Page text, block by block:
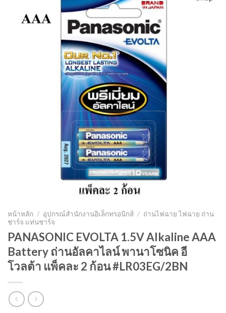
หน้าหลัก / อุปกรณ์สำนักงานอิเล็กทรอนิกส์ / ถ่านไฟฉาย ไฟฉาย ถ่าน
ชาร์จ แท่นชาร์จ
PANASONIC EVOLTA 1.5V Alkaline AAA
Battery ถ่านอัลคาไลน์ พานาโซนิค อี
โวลต้า แพ็คละ 2 ก้อน #LR03EG/2BN